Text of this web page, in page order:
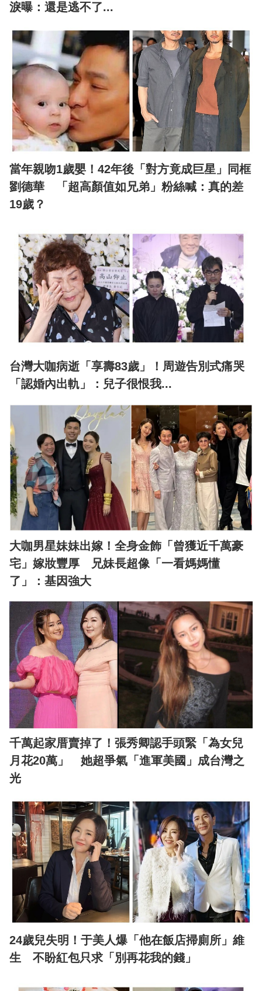
淚曝：還是逃不了...
當年親吻1歲嬰！42年後「對方竟成巨星」同框
劉德華 「超高顏值如兄弟」粉絲喊：真的差
19歲？
台灣大咖病逝「享壽83歲」！周遊告別式痛哭
「認婚內出軌」：兒子很恨我...
大咖男星妹妹出嫁！全身金飾「曾獲近千萬豪
宅」嫁妝豐厚 兄妹長超像「一看媽媽懂
了」：基因強大
千萬起家厝賣掉了！張秀卿認手頭緊「為女兒
月花20萬」 她超爭氣「進軍美國」成台灣之
光
24歲兒失明！于美人爆「他在飯店掃廁所」維
生 不盼紅包只求「別再花我的錢」